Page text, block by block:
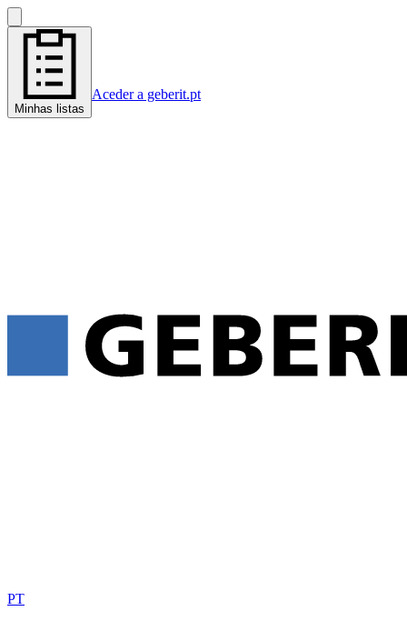
Minhas listas
Aceder a geberit.pt
PT